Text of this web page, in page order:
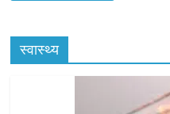
स्वास्थ्य